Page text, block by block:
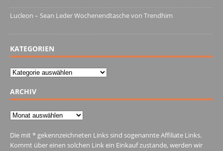
Lucleon – Sean Leder Wochenendtasche von Trendhim
KATEGORIEN
Kategorien
ARCHIV
Archiv
Die mit * gekennzeichneten Links sind sogenannte Affiliate Links.
Kommt über einen solchen Link ein Einkauf zustande, werden wir